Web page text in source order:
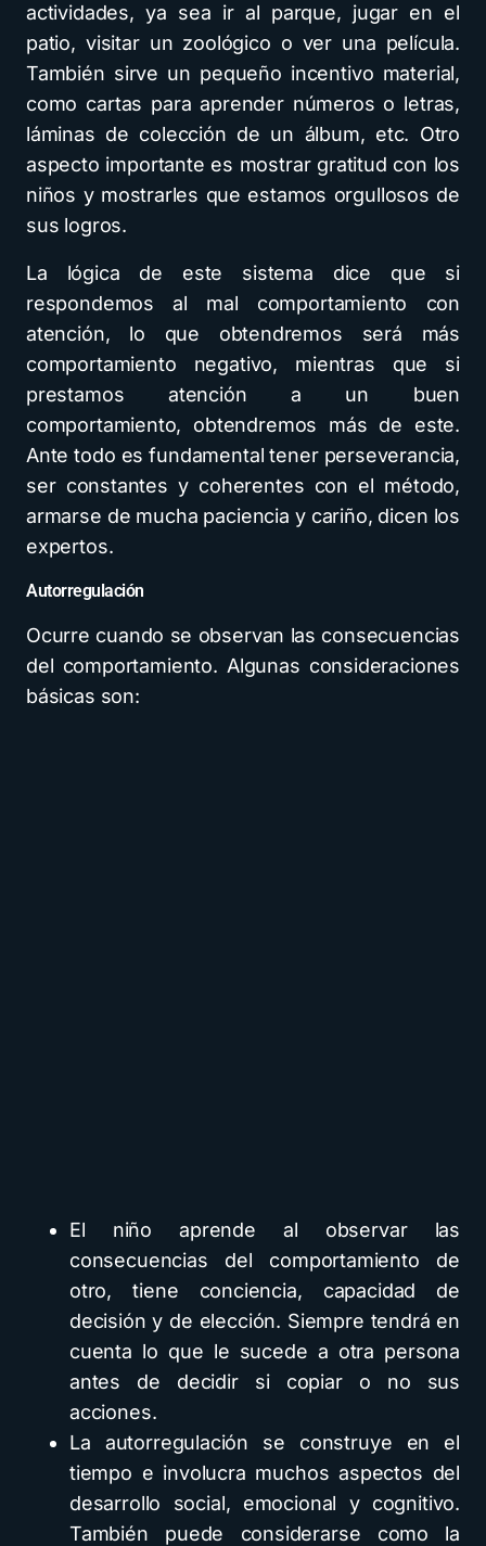
actividades, ya sea ir al parque, jugar en el
patio, visitar un zoológico o ver una película.
También sirve un pequeño incentivo material,
como cartas para aprender números o letras,
láminas de colección de un álbum, etc. Otro
aspecto importante es mostrar gratitud con los
niños y mostrarles que estamos orgullosos de
sus logros.
La lógica de este sistema dice que si
respondemos al mal comportamiento con
atención, lo que obtendremos será más
comportamiento negativo, mientras que si
prestamos atención a un buen
comportamiento, obtendremos más de este.
Ante todo es fundamental tener perseverancia,
ser constantes y coherentes con el método,
armarse de mucha paciencia y cariño, dicen los
expertos.
Autorregulación
Ocurre cuando se observan las consecuencias
del comportamiento. Algunas consideraciones
básicas son:
El niño aprende al observar las
consecuencias del comportamiento de
otro, tiene conciencia, capacidad de
decisión y de elección. Siempre tendrá en
cuenta lo que le sucede a otra persona
antes de decidir si copiar o no sus
acciones.
La autorregulación se construye en el
tiempo e involucra muchos aspectos del
desarrollo social, emocional y cognitivo.
También puede considerarse como la